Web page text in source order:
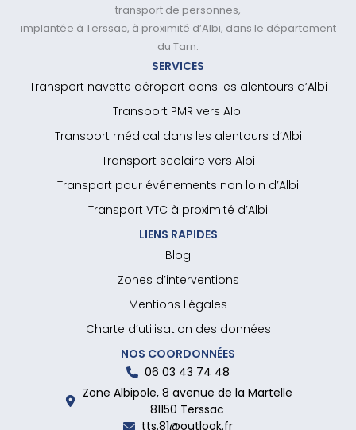
transport de personnes,
implantée à Terssac, à proximité d’Albi, dans le département
du Tarn.
SERVICES
Transport navette aéroport dans les alentours d’Albi
Transport PMR vers Albi
Transport médical dans les alentours d’Albi
Transport scolaire vers Albi
Transport pour événements non loin d’Albi
Transport VTC à proximité d’Albi
LIENS RAPIDES
Blog
Zones d’interventions
Mentions Légales
Charte d’utilisation des données
NOS COORDONNÉES
06 03 43 74 48
Zone Albipole, 8 avenue de la Martelle
81150 Terssac
tts.81@outlook.fr